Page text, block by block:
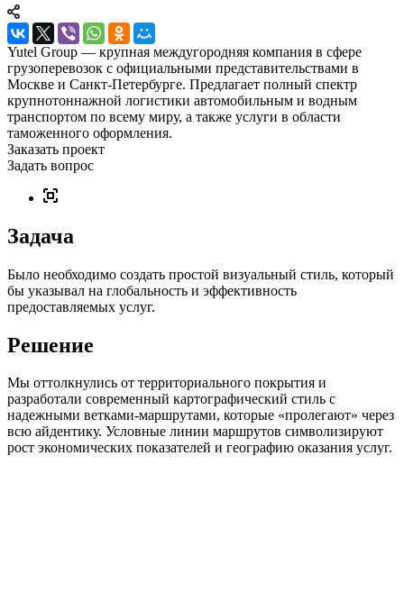
Yutel Group — крупная междугородняя компания в сфере
грузоперевозок с официальными представительствами в
Москве и Санкт-Петербурге. Предлагает полный спектр
крупнотоннажной логистики автомобильным и водным
транспортом по всему миру, а также услуги в области
таможенного оформления.
Заказать проект
Задать вопрос
Задача
Было необходимо создать простой визуальный стиль, который
бы указывал на глобальность и эффективность
предоставляемых услуг.
Решение
Мы оттолкнулись от территориального покрытия и
разработали современный картографический стиль с
надежными ветками-маршрутами, которые «пролегают» через
всю айдентику. Условные линии маршрутов символизируют
рост экономических показателей и географию оказания услуг.